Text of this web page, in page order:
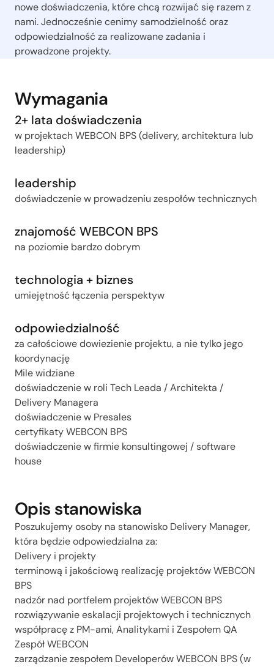
nowe doświadczenia, które chcą rozwijać się razem z
nami. Jednocześnie cenimy samodzielność oraz
odpowiedzialność za realizowane zadania i
prowadzone projekty.
Wymagania
2+ lata doświadczenia
w projektach WEBCON BPS (delivery, architektura lub
leadership)
leadership
doświadczenie w prowadzeniu zespołów technicznych
znajomość WEBCON BPS
na poziomie bardzo dobrym
technologia + biznes
umiejętność łączenia perspektyw
odpowiedzialność
za całościowe dowiezienie projektu, a nie tylko jego
koordynację
Mile widziane
doświadczenie w roli Tech Leada / Architekta /
Delivery Managera
doświadczenie w Presales
certyfikaty WEBCON BPS
doświadczenie w firmie konsultingowej / software
house
Opis stanowiska
Poszukujemy osoby na stanowisko Delivery Manager,
która będzie odpowiedzialna za:
Delivery i projekty
terminową i jakościową realizację projektów WEBCON
BPS
nadzór nad portfelem projektów WEBCON BPS
rozwiązywanie eskalacji projektowych i technicznych
współpracę z PM-ami, Analitykami i Zespołem QA
Zespół WEBCON
zarządzanie zespołem Developerów WEBCON BPS (w